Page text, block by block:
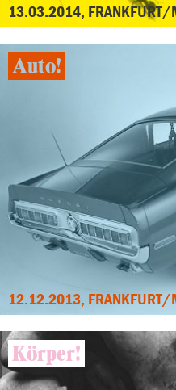
13.03.2014, FRANKFURT/
Auto!
12.12.2013, FRANKFURT/
Körper!